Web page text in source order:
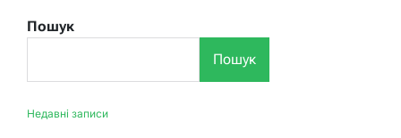
Пошук
Пошук
Недавні записи